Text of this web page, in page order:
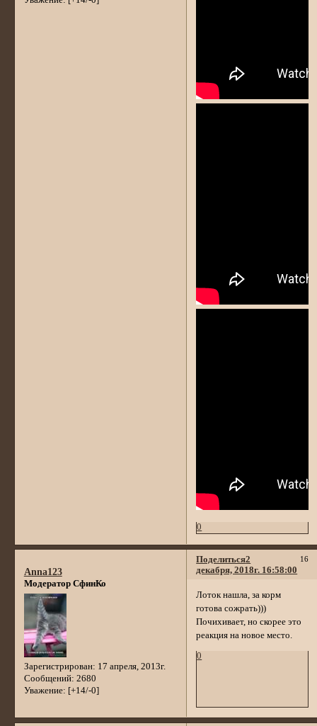
0
Поделиться 16
2
декабря, 2018г. 16:58:00
Anna123
Модератор СфинКо
Зарегистрирован: 17 апреля, 2013г.
Сообщений: 2680
Уважение: [+14/-0]
Лоток нашла, за корм
готова сожрать)))
Почихивает, но скорее это
реакция на новое место.
0